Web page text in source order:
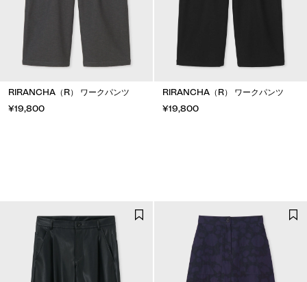
RIRANCHA（R） ワークパンツ
¥19,800
RIRANCHA（R） ワークパンツ
¥19,800